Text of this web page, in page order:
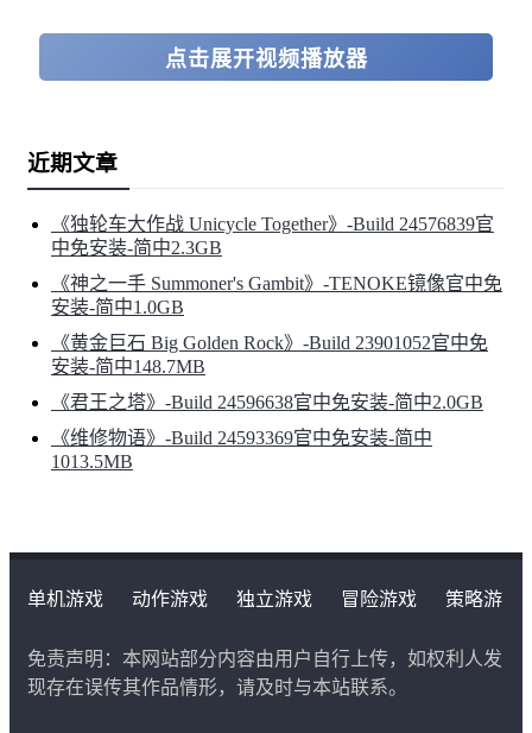
点击展开视频播放器
近期文章
《独轮车大作战 Unicycle Together》-Build 24576839官
中免安装-简中2.3GB
《神之一手 Summoner's Gambit》-TENOKE镜像官中免
安装-简中1.0GB
《黄金巨石 Big Golden Rock》-Build 23901052官中免
安装-简中148.7MB
《君王之塔》-Build 24596638官中免安装-简中2.0GB
《维修物语》-Build 24593369官中免安装-简中
1013.5MB
单机游戏 动作游戏 独立游戏 冒险游戏
策略游
免责声明：本网站部分内容由用户自行上传，如权利人发
现存在误传其作品情形，请及时与本站联系。